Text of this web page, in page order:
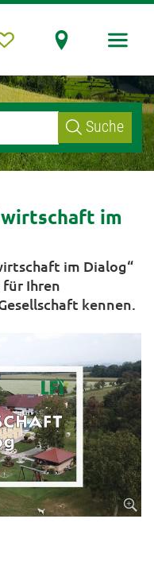
Suche
im
im Dialog“
für Ihren
kennen.